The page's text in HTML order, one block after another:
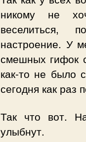
никому не
веселиться,
настроение. У
смешных гифок
как-то не было
сегодня как
Так что вот.
улыбнут.